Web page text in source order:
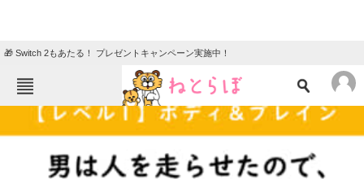
🎁 Switch 2もあたる！ プレゼントキャンペーン実施中！
ねとらぼメニュー
TOP ニュース
クイズ